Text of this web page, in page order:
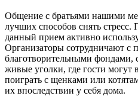
Общение с братьями нашими
лучших способов снять стресс.
данный прием активно
Организаторы сотрудничают с
благотворительными фондами,
живые уголки, где гости могут
поиграть с щенками или
их впоследствии у себя дома.